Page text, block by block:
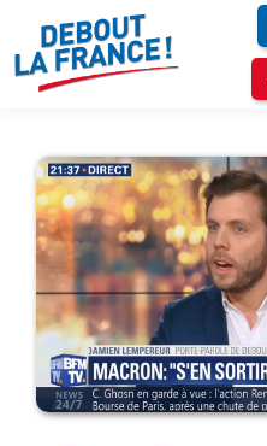
Panneau de gestion des cookies